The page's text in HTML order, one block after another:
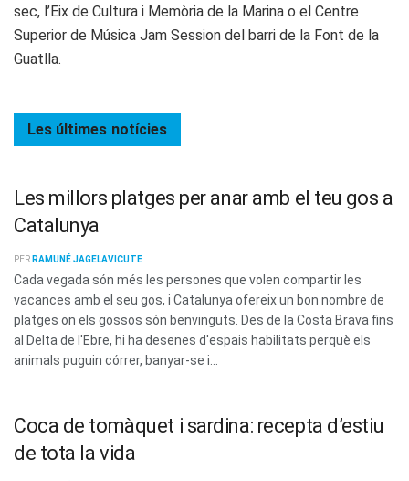
sec, l’Eix de Cultura i Memòria de la Marina o el Centre
Superior de Música Jam Session del barri de la Font de la
Guatlla.
Les últimes notícies
Les millors platges per anar amb el teu gos a
Catalunya
PER RAMUNÉ JAGELAVICUTE
Cada vegada són més les persones que volen compartir les
vacances amb el seu gos, i Catalunya ofereix un bon nombre de
platges on els gossos són benvinguts. Des de la Costa Brava fins
al Delta de l'Ebre, hi ha desenes d'espais habilitats perquè els
animals puguin córrer, banyar-se i...
Coca de tomàquet i sardina: recepta d’estiu
de tota la vida